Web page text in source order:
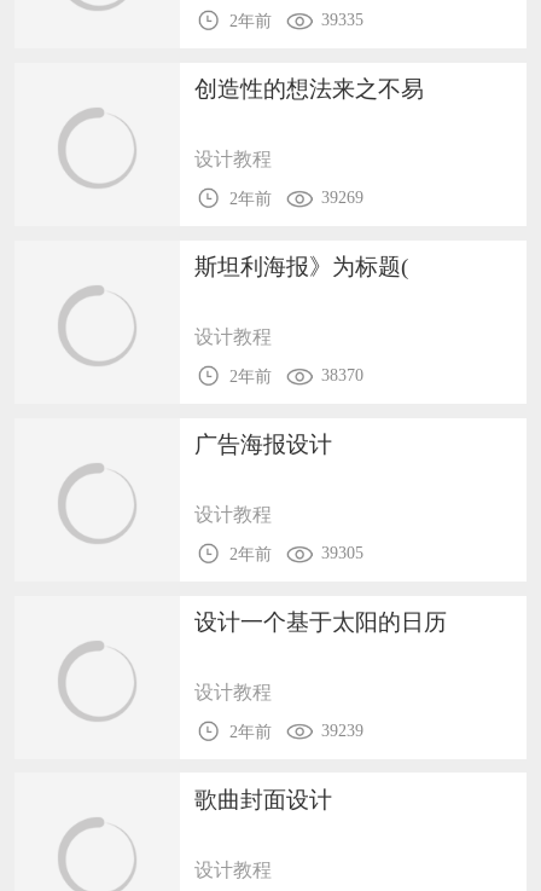
2年前 39335
创造性的想法来之不易
设计教程
2年前 39269
斯坦利海报》为标题(
设计教程
2年前 38370
广告海报设计
设计教程
2年前 39305
设计一个基于太阳的日历
设计教程
2年前 39239
歌曲封面设计
设计教程